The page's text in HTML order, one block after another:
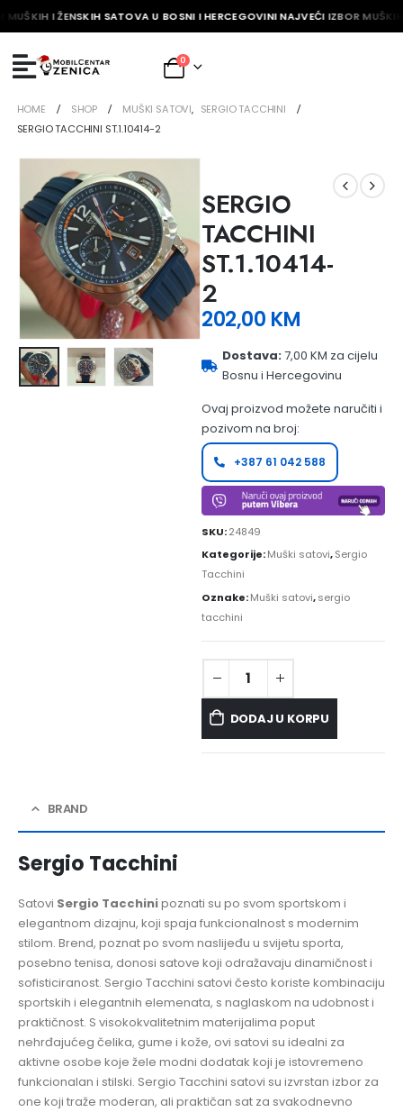
MUŠKIH I ŽENSKIH SATOVA U BOSNI I HERCEGOVINI NAJVEĆI IZBOR
0
HOME SHOP MUŠKI SATOVI, SERGIO TACCHINI
SERGIO TACCHINI ST.1.10414-2
SERGIO
TACCHINI
ST.1.10414-
2
202,00 KM
Dostava:7,00 KM za cijelu
Bosnu i Hercegovinu
Ovaj proizvod možete naručiti i
pozivom na broj:
+387 61 042 588
SKU:24849
Kategorije:Muški satovi,Sergio
Tacchini
Oznake:Muški satovi,sergio
tacchini
DODAJ U KORPU
BRAND
Sergio Tacchini
Satovi Sergio Tacchinipoznati su po svom sportskom i
elegantnom dizajnu, koji spaja funkcionalnost s modernim
stilom. Brend, poznat po svom naslijeđu u svijetu sporta,
posebno tenisa, donosi satove koji odražavaju dinamičnost i
sofisticiranost. Sergio Tacchini satovi često koriste kombinaciju
sportskih i elegantnih elemenata, s naglaskom na udobnost i
praktičnost. S visokokvalitetnim materijalima poput
nehrđajućeg čelika, gume i kože, ovi satovi su idealni za
aktivne osobe koje žele modni dodatak koji je istovremeno
funkcionalan i stilski. Sergio Tacchini satovi su izvrstan izbor za
one koji traže moderan, ali praktičan sat za svakodnevno